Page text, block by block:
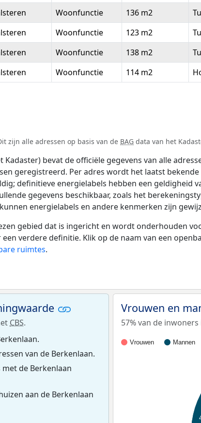
Woonfunctie 136 m2
Woonfunctie 123 m2
Woonfunctie 138 m2
Woonfunctie 114 m2
zijn alle adressen op basis van de BAG data van het
Kadaster) bevat de officiële gegevens van alle
geregistreerd. Per adres wordt het laatst
definitieve energielabels hebben een geldigheid
gegevens beschikbaar, zoals het
energielabels en andere kenmerken zijn
gebied dat is ingericht en wordt onderhouden
verdere definitie. Klik op de naam van een
ruimtes.
CBS.
van de Berkenlaan.
de Berkenlaan
aan de Berkenlaan
Vrouwen en
57% van de
Vrouwen Mannen